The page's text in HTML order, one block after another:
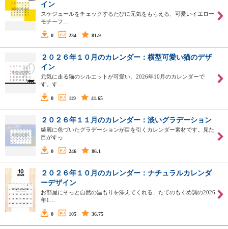
イン
スケジュールをチェックするたびに元気をもらえる、可愛いイエロー
モチーフ…
0 234 81.9
２０２６年１０月のカレンダー：横型可愛い猫のデザ
イン
元気に走る猫のシルエットが可愛い、2026年10月のカレンダーで
す。す…
0 119 41.65
２０２６年１１月のカレンダー：淡いグラデーション
綺麗に色づいたグラデーションが目を引くカレンダー素材です。見た
目がすっ…
0 246 86.1
２０２６年１０月のカレンダー：ナチュラルカレンダ
ーデザイン
お部屋にそっと自然の温もりを添えてくれる、たてのもくめ調の2026
年1…
0 105 36.75